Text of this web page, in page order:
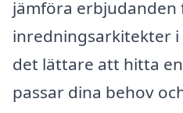
jämföra erbjudanden
inredningsarkitekter i
det lättare att hitta
passar dina behov